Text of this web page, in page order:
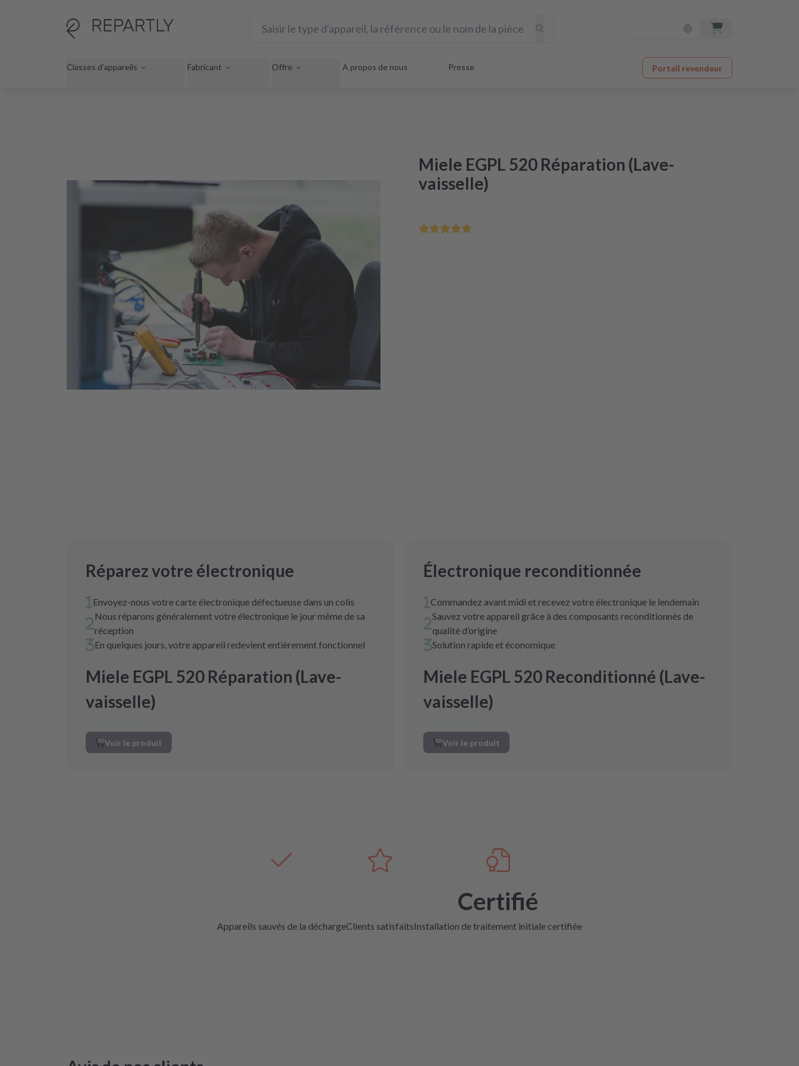
Classes d'appareils Fabricant Offre A propos de nous Presse Portail revendeur
Miele EGPL 520 Réparation (Lave-
vaisselle)
Réparez votre électronique
Envoyez-nous votre carte électronique défectueuse dans un colis
Nous réparons généralement votre électronique le jour même de sa
réception
En quelques jours, votre appareil redevient entièrement fonctionnel
Miele EGPL 520 Réparation (Lave-
vaisselle)
Voir le produit
Électronique reconditionnée
Commandez avant midi et recevez votre électronique le lendemain
Sauvez votre appareil grâce à des composants reconditionnés de
qualité d’origine
Solution rapide et économique
Miele EGPL 520 Reconditionné (Lave-
vaisselle)
Voir le produit
Appareils sauvés de la déchargeClients satisfaits
Certifié
Installation de traitement initiale certifiée